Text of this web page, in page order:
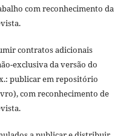
com reconhecimento da
contratos adicionais
exclusiva da versão do
publicar em repositório
com reconhecimento de